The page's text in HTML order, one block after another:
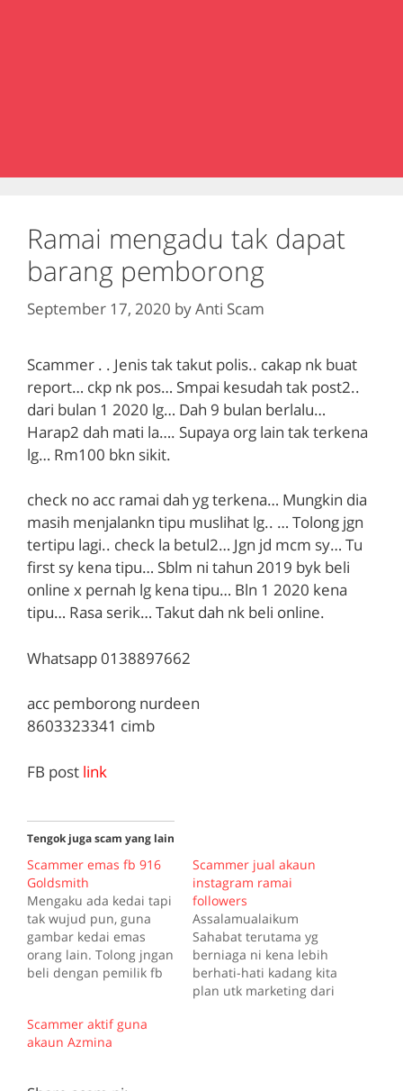
Ramai mengadu tak dapat
barang pemborong
September 17, 2020 byAnti Scam
Scammer . . Jenis tak takut polis.. cakap nk buat
report… ckp nk pos… Smpai kesudah tak post2..
dari bulan 1 2020 lg… Dah 9 bulan berlalu…
Harap2 dah mati la…. Supaya org lain tak terkena
lg… Rm100 bkn sikit.
check no acc ramai dah yg terkena… Mungkin dia
masih menjalankn tipu muslihat lg.. … Tolong jgn
tertipu lagi.. check la betul2… Jgn jd mcm sy… Tu
first sy kena tipu… Sblm ni tahun 2019 byk beli
online x pernah lg kena tipu… Bln 1 2020 kena
tipu… Rasa serik… Takut dah nk beli online.
Whatsapp 0138897662
acc pemborong nurdeen
8603323341 cimb
FB post link
Tengok juga scam yang lain
Scammer emas fb 916
Goldsmith
Mengaku ada kedai tapi
tak wujud pun, guna
gambar kedai emas
orang lain. Tolong jngan
beli dengan pemilik fb
dh berapa org dah kena
dengan dia ni
Scammer jual akaun
instagram ramai
followers
Assalamualaikum
Sahabat terutama yg
berniaga ni kena lebih
berhati-hati kadang kita
plan utk marketing dari
Scammer aktif guna
akaun Azmina